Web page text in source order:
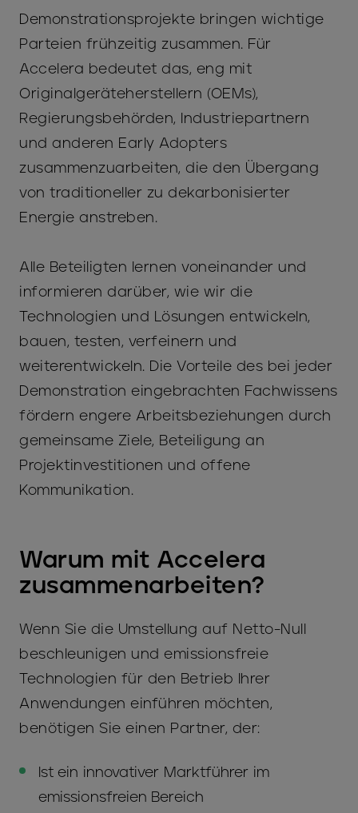
Demonstrationsprojekte bringen wichtige
Parteien frühzeitig zusammen. Für
Accelera bedeutet das, eng mit
Originalgeräteherstellern (OEMs),
Regierungsbehörden, Industriepartnern
und anderen Early Adopters
zusammenzuarbeiten, die den Übergang
von traditioneller zu dekarbonisierter
Energie anstreben.
Alle Beteiligten lernen voneinander und
informieren darüber, wie wir die
Technologien und Lösungen entwickeln,
bauen, testen, verfeinern und
weiterentwickeln. Die Vorteile des bei jeder
Demonstration eingebrachten Fachwissens
fördern engere Arbeitsbeziehungen durch
gemeinsame Ziele, Beteiligung an
Projektinvestitionen und offene
Kommunikation.
Warum mit Accelera
zusammenarbeiten?
Wenn Sie die Umstellung auf Netto-Null
beschleunigen und emissionsfreie
Technologien für den Betrieb Ihrer
Anwendungen einführen möchten,
benötigen Sie einen Partner, der:
Ist ein innovativer Marktführer im
emissionsfreien Bereich